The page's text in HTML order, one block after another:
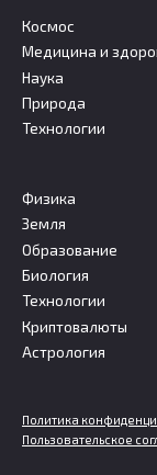
Космос
Медицина и
Наука
Природа
Технологии
Физика
Земля
Образование
Биология
Технологии
Криптовалюты
Астрология
Политика
Пользовательское